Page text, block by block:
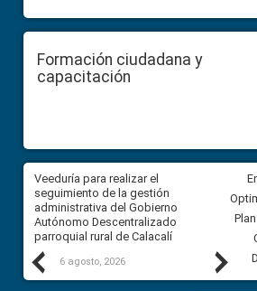
Formación ciudadana y
capacitación
Previous
Veeduría para realizar el
seguimiento de la gestión
administrativa del Gobierno
Autónomo Descentralizado
parroquial rural de Calacalí
6 agosto, 2026